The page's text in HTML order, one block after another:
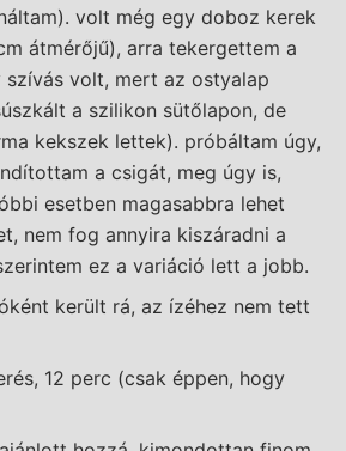
volt még egy doboz kerek
átmérőjű), arra tekergettem a
volt, mert az ostyalap
a szilikon sütőlapon, de
kekszek lettek). próbáltam úgy,
a csigát, meg úgy is,
esetben magasabbra lehet
nem fog annyira kiszáradni a
ez a variáció lett a jobb.
került rá, az ízéhez nem tett
12 perc (csak éppen, hogy